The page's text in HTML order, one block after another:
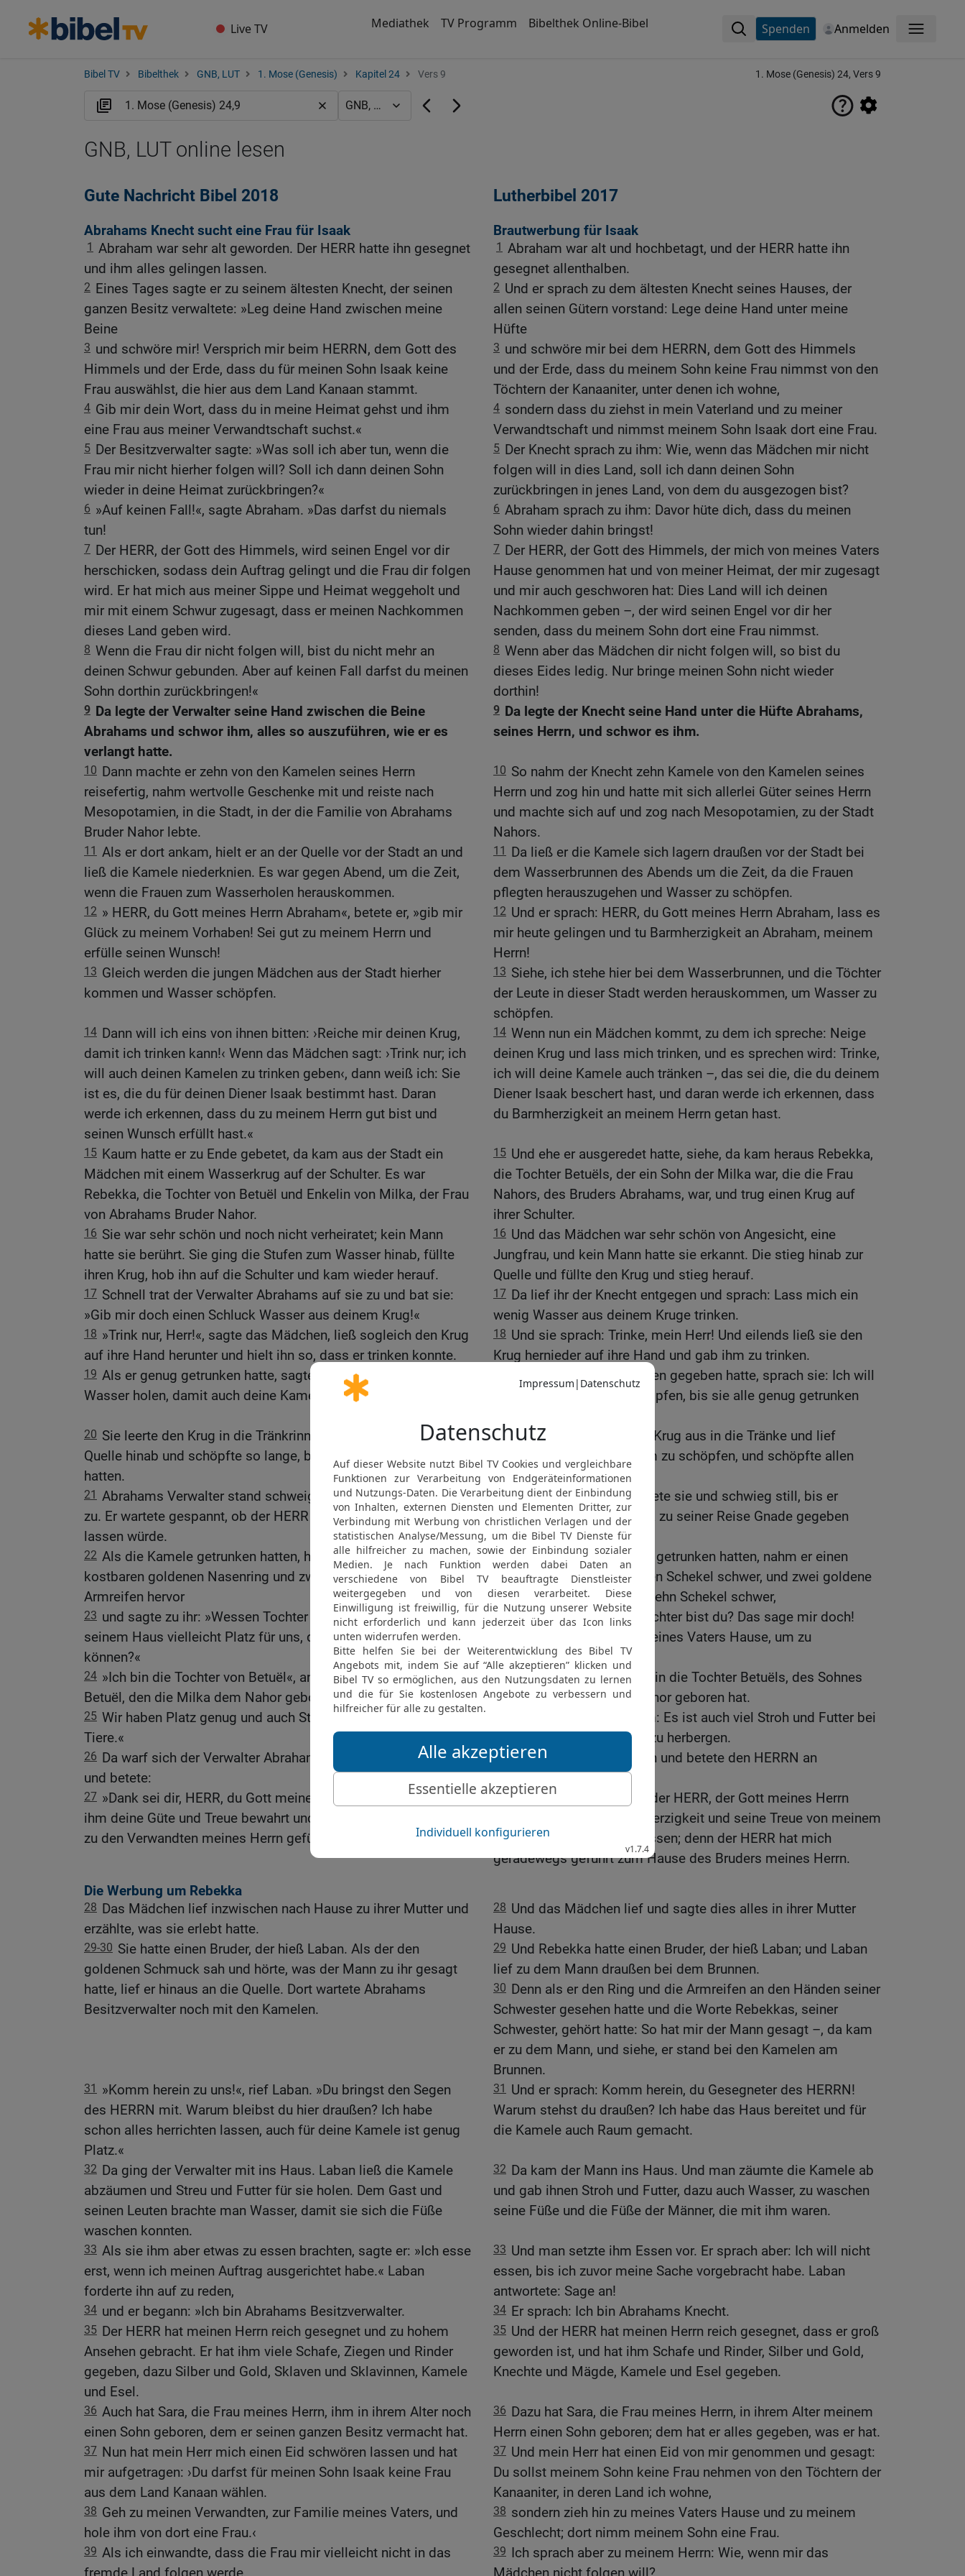
Live TV Mediathek TV Programm Bibelthek Online-Bibel Spenden Anmelden Menü
Bibel TV Bibelthek GNB, LUT 1. Mose (Genesis) Kapitel 24 Vers 9 1. Mose (Genesis) 24, Vers 9
GNB, LUT online lesen
Gute Nachricht Bibel 2018
Abrahams Knecht sucht eine Frau für Isaak
1 Abraham war sehr alt geworden. Der HERR hatte ihn gesegnet
und ihm alles gelingen lassen.
2 Eines Tages sagte er zu seinem ältesten Knecht, der seinen
ganzen Besitz verwaltete: »Leg deine Hand zwischen meine
Beine
3 und schwöre mir! Versprich mir beim HERRN, dem Gott des
Himmels und der Erde, dass du für meinen Sohn Isaak keine
Frau auswählst, die hier aus dem Land Kanaan stammt.
4 Gib mir dein Wort, dass du in meine Heimat gehst und ihm
eine Frau aus meiner Verwandtschaft suchst.«
5 Der Besitzverwalter sagte: »Was soll ich aber tun, wenn die
Frau mir nicht hierher folgen will? Soll ich dann deinen Sohn
wieder in deine Heimat zurückbringen?«
6 »Auf keinen Fall!«, sagte Abraham. »Das darfst du niemals
tun!
7 Der HERR, der Gott des Himmels, wird seinen Engel vor dir
herschicken, sodass dein Auftrag gelingt und die Frau dir folgen
wird. Er hat mich aus meiner Sippe und Heimat weggeholt und
mir mit einem Schwur zugesagt, dass er meinen Nachkommen
dieses Land geben wird.
8 Wenn die Frau dir nicht folgen will, bist du nicht mehr an
deinen Schwur gebunden. Aber auf keinen Fall darfst du meinen
Sohn dorthin zurückbringen!«
9 Da legte der Verwalter seine Hand zwischen die Beine
Abrahams und schwor ihm, alles so auszuführen, wie er es
verlangt hatte.
10 Dann machte er zehn von den Kamelen seines Herrn
reisefertig, nahm wertvolle Geschenke mit und reiste nach
Mesopotamien, in die Stadt, in der die Familie von Abrahams
Bruder Nahor lebte.
11 Als er dort ankam, hielt er an der Quelle vor der Stadt an und
ließ die Kamele niederknien. Es war gegen Abend, um die Zeit,
wenn die Frauen zum Wasserholen herauskommen.
12 » HERR, du Gott meines Herrn Abraham«, betete er, »gib mir
Glück zu meinem Vorhaben! Sei gut zu meinem Herrn und
erfülle seinen Wunsch!
13 Gleich werden die jungen Mädchen aus der Stadt hierher
kommen und Wasser schöpfen.
14 Dann will ich eins von ihnen bitten: ›Reiche mir deinen Krug,
damit ich trinken kann!‹ Wenn das Mädchen sagt: ›Trink nur; ich
will auch deinen Kamelen zu trinken geben‹, dann weiß ich: Sie
ist es, die du für deinen Diener Isaak bestimmt hast. Daran
werde ich erkennen, dass du zu meinem Herrn gut bist und
seinen Wunsch erfüllt hast.«
15 Kaum hatte er zu Ende gebetet, da kam aus der Stadt ein
Mädchen mit einem Wasserkrug auf der Schulter. Es war
Rebekka, die Tochter von Betuël und Enkelin von Milka, der Frau
von Abrahams Bruder Nahor.
16 Sie war sehr schön und noch nicht verheiratet; kein Mann
hatte sie berührt. Sie ging die Stufen zum Wasser hinab, füllte
ihren Krug, hob ihn auf die Schulter und kam wieder herauf.
17 Schnell trat der Verwalter Abrahams auf sie zu und bat sie:
»Gib mir doch einen Schluck Wasser aus deinem Krug!«
18 »Trink nur, Herr!«, sagte das Mädchen, ließ sogleich den Krug
auf ihre Hand herunter und hielt ihn so, dass er trinken konnte.
19 Als er genug getrunken hatte, sagte sie: »Ich will noch mehr
Wasser holen, damit auch deine Kamele trinken können!«
20 Sie leerte den Krug in die Tränkrinne, stieg rasch wieder zur
Quelle hinab und schöpfte so lange, bis alle Kamele genug
hatten.
21 Abrahams Verwalter stand schweigend dabei und schaute ihr
zu. Er wartete gespannt, ob der HERR seine Reise gelingen
lassen würde.
22 Als die Kamele getrunken hatten, holte er für Rebekka einen
kostbaren goldenen Nasenring und zwei schwere goldene
Armreifen hervor
23 und sagte zu ihr: »Wessen Tochter bist du? Hat dein Vater in
seinem Haus vielleicht Platz für uns, damit wir übernachten
können?«
24 »Ich bin die Tochter von Betuël«, antwortete sie; »es ist der
Betuël, den die Milka dem Nahor geboren hat.
25 Wir haben Platz genug und auch Stroh und Futter für die
Tiere.«
26 Da warf sich der Verwalter Abrahams vor dem HERRN nieder
und betete:
27 »Dank sei dir, HERR, du Gott meines Herrn Abraham! Du hast
ihm deine Güte und Treue bewahrt und hast mich geradewegs
zu den Verwandten meines Herrn geführt.«
Die Werbung um Rebekka
28 Das Mädchen lief inzwischen nach Hause zu ihrer Mutter und
erzählte, was sie erlebt hatte.
29-30 Sie hatte einen Bruder, der hieß Laban. Als der den
goldenen Schmuck sah und hörte, was der Mann zu ihr gesagt
hatte, lief er hinaus an die Quelle. Dort wartete Abrahams
Besitzverwalter noch mit den Kamelen.
31
»Komm herein zu uns!«, rief Laban. »Du bringst den Segen
des HERRN mit. Warum bleibst du hier draußen? Ich habe
schon alles herrichten lassen, auch für deine Kamele ist genug
Platz.«
32 Da ging der Verwalter mit ins Haus. Laban ließ die Kamele
abzäumen und Streu und Futter für sie holen. Dem Gast und
seinen Leuten brachte man Wasser, damit sie sich die Füße
waschen konnten.
33 Als sie ihm aber etwas zu essen brachten, sagte er: »Ich esse
erst, wenn ich meinen Auftrag ausgerichtet habe.« Laban
forderte ihn auf zu reden,
34 und er begann: »Ich bin Abrahams Besitzverwalter.
35 Der HERR hat meinen Herrn reich gesegnet und zu hohem
Ansehen gebracht. Er hat ihm viele Schafe, Ziegen und Rinder
gegeben, dazu Silber und Gold, Sklaven und Sklavinnen, Kamele
und Esel.
36 Auch hat Sara, die Frau meines Herrn, ihm in ihrem Alter noch
einen Sohn geboren, dem er seinen ganzen Besitz vermacht hat.
37 Nun hat mein Herr mich einen Eid schwören lassen und hat
mir aufgetragen: ›Du darfst für meinen Sohn Isaak keine Frau
aus dem Land Kanaan wählen.
38 Geh zu meinen Verwandten, zur Familie meines Vaters, und
hole ihm von dort eine Frau.‹
39 Als ich einwandte, dass die Frau mir vielleicht nicht in das
Lutherbibel 2017
Brautwerbung für Isaak
1 Abraham war alt und hochbetagt, und der HERR hatte ihn
gesegnet allenthalben.
2 Und er sprach zu dem ältesten Knecht seines Hauses, der
allen seinen Gütern vorstand: Lege deine Hand unter meine
Hüfte
3 und schwöre mir bei dem HERRN, dem Gott des Himmels
und der Erde, dass du meinem Sohn keine Frau nimmst von den
Töchtern der Kanaaniter, unter denen ich wohne,
4 sondern dass du ziehst in mein Vaterland und zu meiner
Verwandtschaft und nimmst meinem Sohn Isaak dort eine Frau.
5 Der Knecht sprach zu ihm: Wie, wenn das Mädchen mir nicht
folgen will in dies Land, soll ich dann deinen Sohn
zurückbringen in jenes Land, von dem du ausgezogen bist?
6 Abraham sprach zu ihm: Davor hüte dich, dass du meinen
Sohn wieder dahin bringst!
7 Der HERR, der Gott des Himmels, der mich von meines Vaters
Hause genommen hat und von meiner Heimat, der mir zugesagt
und mir auch geschworen hat: Dies Land will ich deinen
Nachkommen geben –, der wird seinen Engel vor dir her
senden, dass du meinem Sohn dort eine Frau nimmst.
8 Wenn aber das Mädchen dir nicht folgen will, so bist du
dieses Eides ledig. Nur bringe meinen Sohn nicht wieder
dorthin!
9 Da legte der Knecht seine Hand unter die Hüfte Abrahams,
seines Herrn, und schwor es ihm.
10 So nahm der Knecht zehn Kamele von den Kamelen seines
Herrn und zog hin und hatte mit sich allerlei Güter seines Herrn
und machte sich auf und zog nach Mesopotamien, zu der Stadt
Nahors.
11
Da ließ er die Kamele sich lagern draußen vor der Stadt bei
dem Wasserbrunnen des Abends um die Zeit, da die Frauen
pflegten herauszugehen und Wasser zu schöpfen.
12 Und er sprach: HERR, du Gott meines Herrn Abraham, lass es
mir heute gelingen und tu Barmherzigkeit an Abraham, meinem
Herrn!
13 Siehe, ich stehe hier bei dem Wasserbrunnen, und die Töchter
der Leute in dieser Stadt werden herauskommen, um Wasser zu
schöpfen.
14 Wenn nun ein Mädchen kommt, zu dem ich spreche: Neige
deinen Krug und lass mich trinken, und es sprechen wird: Trinke,
ich will deine Kamele auch tränken –, das sei die, die du deinem
Diener Isaak beschert hast, und daran werde ich erkennen, dass
du Barmherzigkeit an meinem Herrn getan hast.
15 Und ehe er ausgeredet hatte, siehe, da kam heraus Rebekka,
die Tochter Betuëls, der ein Sohn der Milka war, die die Frau
Nahors, des Bruders Abrahams, war, und trug einen Krug auf
ihrer Schulter.
16 Und das Mädchen war sehr schön von Angesicht, eine
Jungfrau, und kein Mann hatte sie erkannt. Die stieg hinab zur
Quelle und füllte den Krug und stieg herauf.
17 Da lief ihr der Knecht entgegen und sprach: Lass mich ein
wenig Wasser aus deinem Kruge trinken.
18 Und sie sprach: Trinke, mein Herr! Und eilends ließ sie den
Krug hernieder auf ihre Hand und gab ihm zu trinken.
Und als sie ihm zu trinken gegeben hatte, sprach sie: Ich will
deinen Kamelen auch schöpfen, bis sie alle genug getrunken
20 Und eilte und goss den Krug aus in die Tränke und lief
abermals zum Brunnen, um zu schöpfen, und schöpfte allen
seinen Kamelen.
21 Der Mann aber betrachtete sie und schwieg still, bis er
erkannt hätte, ob der HERR zu seiner Reise Gnade gegeben
hätte oder nicht.
22 Als nun die Kamele alle getrunken hatten, nahm er einen
goldenen Ring, einen halben Schekel schwer, und zwei goldene
Armreifen für ihre Hände, zehn Schekel schwer,
23 und sprach: Wessen Tochter bist du? Das sage mir doch!
Haben wir auch Raum in deines Vaters Hause, um zu
herbergen?
24 Sie sprach zu ihm: Ich bin die Tochter Betuëls, des Sohnes
der Milka, den sie dem Nahor geboren hat.
Und sagte weiter zu ihm: Es ist auch viel Stroh und Futter bei
uns und Raum genug, um zu herbergen.
26 Da neigte sich der Mann und betete den HERRN an
27 und sprach: Gelobt sei der HERR, der Gott meines Herrn
Abraham, der seine Barmherzigkeit und seine Treue von meinem
Herrn nicht hat weichen lassen; denn der HERR hat mich
geradewegs geführt zum Hause des Bruders meines Herrn.
28 Und das Mädchen lief und sagte dies alles in ihrer Mutter
Hause.
29 Und Rebekka hatte einen Bruder, der hieß Laban; und Laban
lief zu dem Mann draußen bei dem Brunnen.
30 Denn als er den Ring und die Armreifen an den Händen seiner
Schwester gesehen hatte und die Worte Rebekkas, seiner
Schwester, gehört hatte: So hat mir der Mann gesagt –, da kam
er zu dem Mann, und siehe, er stand bei den Kamelen am
Brunnen.
31
Und er sprach: Komm herein, du Gesegneter des HERRN!
Warum stehst du draußen? Ich habe das Haus bereitet und für
die Kamele auch Raum gemacht.
32 Da kam der Mann ins Haus. Und man zäumte die Kamele ab
und gab ihnen Stroh und Futter, dazu auch Wasser, zu waschen
seine Füße und die Füße der Männer, die mit ihm waren.
33 Und man setzte ihm Essen vor. Er sprach aber: Ich will nicht
essen, bis ich zuvor meine Sache vorgebracht habe. Laban
antwortete: Sage an!
34 Er sprach: Ich bin Abrahams Knecht.
35 Und der HERR hat meinen Herrn reich gesegnet, dass er groß
geworden ist, und hat ihm Schafe und Rinder, Silber und Gold,
Knechte und Mägde, Kamele und Esel gegeben.
36 Dazu hat Sara, die Frau meines Herrn, in ihrem Alter meinem
Herrn einen Sohn geboren; dem hat er alles gegeben, was er hat.
37 Und mein Herr hat einen Eid von mir genommen und gesagt:
Du sollst meinem Sohn keine Frau nehmen von den Töchtern der
Kanaaniter, in deren Land ich wohne,
38 sondern zieh hin zu meines Vaters Hause und zu meinem
Geschlecht; dort nimm meinem Sohn eine Frau.
39 Ich sprach aber zu meinem Herrn: Wie, wenn mir das